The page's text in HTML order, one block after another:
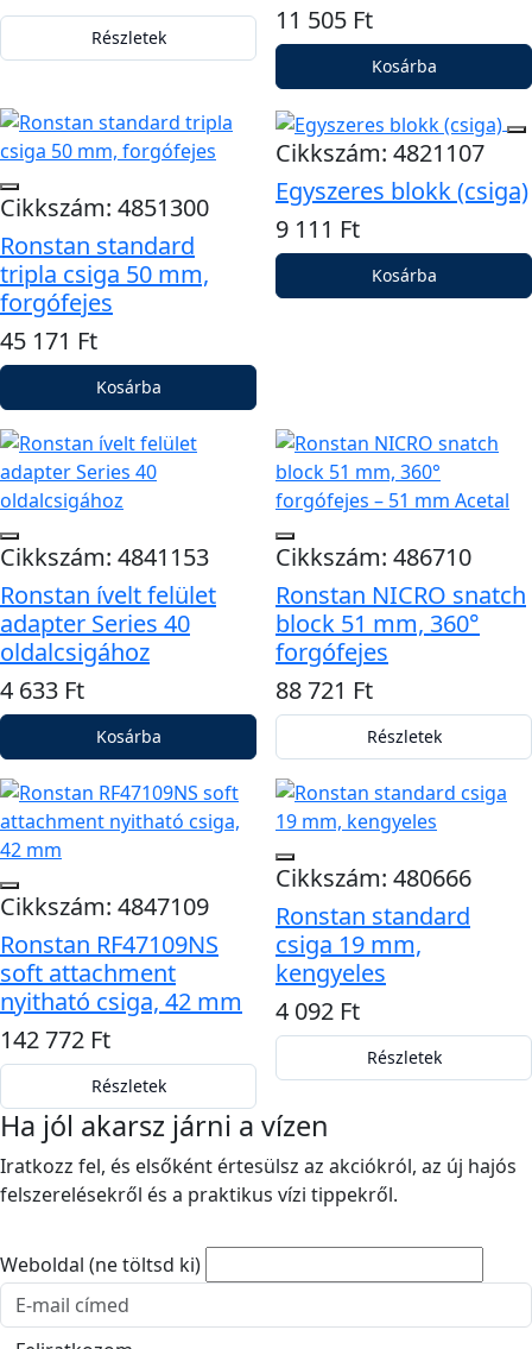
Részletek
11 505 Ft
Kosárba
Cikkszám: 4851300
Ronstan standard
tripla csiga 50 mm,
forgófejes
45 171 Ft
Kosárba
Cikkszám: 4821107
Egyszeres blokk (csiga)
9 111 Ft
Kosárba
Cikkszám: 4841153
Ronstan ívelt felület
adapter Series 40
oldalcsigához
4 633 Ft
Kosárba
Cikkszám: 486710
Ronstan NICRO snatch
block 51 mm, 360°
forgófejes
88 721 Ft
Részletek
Cikkszám: 4847109
Ronstan RF47109NS
soft attachment
nyitható csiga, 42 mm
142 772 Ft
Részletek
Cikkszám: 480666
Ronstan standard
csiga 19 mm,
kengyeles
4 092 Ft
Részletek
Ha jól akarsz járni a vízen
Iratkozz fel, és elsőként értesülsz az akciókról, az új hajós
felszerelésekről és a praktikus vízi tippekről.
Weboldal (ne töltsd ki)
E-mail cím